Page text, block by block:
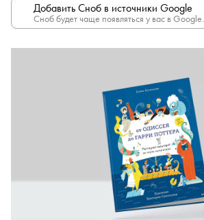
Добавить Сноб в источники Google
Сноб будет чаще появляться у вас в Google.